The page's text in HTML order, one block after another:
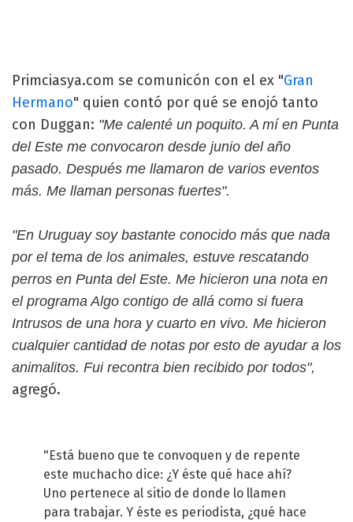
Primciasya.com se comunicón con el ex "Gran
Hermano" quien contó por qué se enojó tanto
con Duggan: "Me calenté un poquito. A mí en Punta
del Este me convocaron desde junio del año
pasado. Después me llamaron de varios eventos
más. Me llaman personas fuertes".
"En Uruguay soy bastante conocido más que nada
por el tema de los animales, estuve rescatando
perros en Punta del Este. Me hicieron una nota en
el programa Algo contigo de allá como si fuera
Intrusos de una hora y cuarto en vivo. Me hicieron
cualquier cantidad de notas por esto de ayudar a los
animalitos. Fui recontra bien recibido por todos",
agregó.
"Está bueno que te convoquen y de repente
este muchacho dice: ¿Y éste qué hace ahí?
Uno pertenece al sitio de donde lo llamen
para trabajar. Y éste es periodista, ¿qué hace